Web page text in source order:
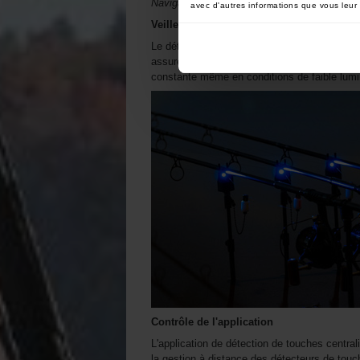
avec d'autres informations que vous
Navigation et réglages simples
Veilleuse
Le détecteur de touches NS9pro+ intègre
assure un éclairage LED permanent,
constante même en conditions de faible
Contrôle de l'application
L'application de détection de touches